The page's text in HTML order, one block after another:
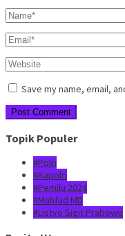
Save my name, email,
Topik Populer
#Polri
#Kapolri
#Pemilu 2024
#Mahfud MD
#Listyo Sigit Prabowo